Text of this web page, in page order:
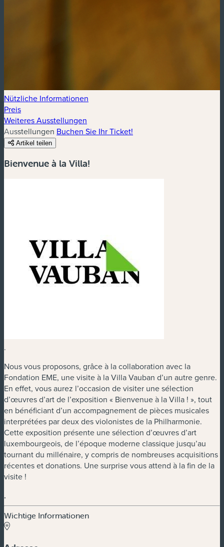
Nützliche Informationen
Preis
Weiteres Ausstellungen
Ausstellungen Buchen Sie Ihr Ticket!
Artikel teilen
Bienvenue à la Villa!
.
Nous vous proposons, grâce à la collaboration avec la
Fondation EME, une visite à la Villa Vauban d’un autre genre.
En effet, vous aurez l’occasion de visiter une sélection
d’œuvres d’art de l’exposition « Bienvenue à la Villa ! », tout
en bénéficiant d’un accompagnement de pièces musicales
interprétées par deux des violonistes de la Philharmonie.
Cette exposition présente une sélection d’œuvres d’art
luxembourgeois, de l’époque moderne classique jusqu’au
tournant du millénaire, y compris de nombreuses acquisitions
récentes et donations. Une surprise vous attend à la fin de la
visite !
.
Wichtige Informationen